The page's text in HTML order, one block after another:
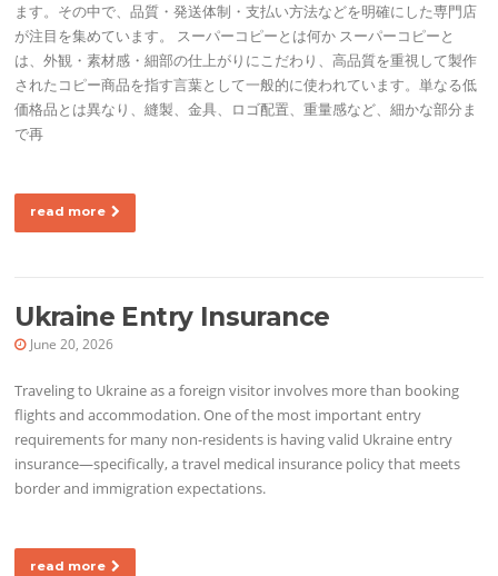
ます。その中で、品質・発送体制・支払い方法などを明確にした専門店
が注目を集めています。 スーパーコピーとは何か スーパーコピーと
は、外観・素材感・細部の仕上がりにこだわり、高品質を重視して製作
されたコピー商品を指す言葉として一般的に使われています。単なる低
価格品とは異なり、縫製、金具、ロゴ配置、重量感など、細かな部分ま
で再
read more
Ukraine Entry Insurance
June 20, 2026
Traveling to Ukraine as a foreign visitor involves more than booking
flights and accommodation. One of the most important entry
requirements for many non-residents is having valid Ukraine entry
insurance—specifically, a travel medical insurance policy that meets
border and immigration expectations.
read more